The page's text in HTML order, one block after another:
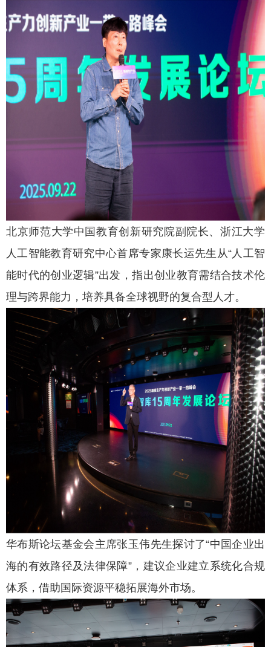
北京师范大学中国教育创新研究院副院长、浙江大学
人工智能教育研究中心首席专家康长运先生从“人工智
能时代的创业逻辑”出发，指出创业教育需结合技术伦
理与跨界能力，培养具备全球视野的复合型人才。
华布斯论坛基金会主席张玉伟先生探讨了“中国企业出
海的有效路径及法律保障”，建议企业建立系统化合规
体系，借助国际资源平稳拓展海外市场。